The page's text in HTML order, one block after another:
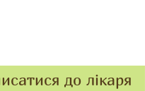
до лікаря